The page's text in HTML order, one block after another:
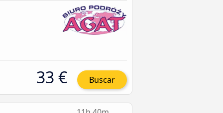
33 € Buscar